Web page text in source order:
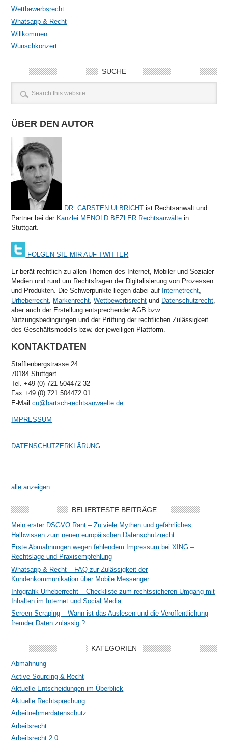
Wettbewerbsrecht
Whatsapp & Recht
Willkommen
Wunschkonzert
SUCHE
ÜBER DEN AUTOR
DR. CARSTEN ULBRICHT ist Rechtsanwalt und
Partner bei der Kanzlei MENOLD BEZLER Rechtsanwälte in
Stuttgart.
FOLGEN SIE MIR AUF TWITTER
Er berät rechtlich zu allen Themen des Internet, Mobiler und Sozialer
Medien und rund um Rechtsfragen der Digitalisierung von Prozessen
und Produkten. Die Schwerpunkte liegen dabei auf Internetrecht,
Urheberrecht, Markenrecht,Wettbewerbsrecht und Datenschutzrecht,
aber auch der Erstellung entsprechender AGB bzw.
Nutzungsbedingungen und der Prüfung der rechtlichen Zulässigkeit
des Geschäftsmodells bzw. der jeweiligen Plattform.
KONTAKTDATEN
Stafflenbergstrasse 24
70184 Stuttgart
Tel. +49 (0) 721 504472 32
Fax +49 (0) 721 504472 01
E-Mailcu@bartsch-rechtsanwaelte.de
IMPRESSUM
DATENSCHUTZERKLÄRUNG
alle anzeigen
BELIEBTESTE BEITRÄGE
Mein erster DSGVO Rant – Zu viele Mythen und gefährliches
Halbwissen zum neuen europäischen Datenschutzrecht
Erste Abmahnungen wegen fehlendem Impressum bei XING –
Rechtslage und Praxisempfehlung
Whatsapp & Recht – FAQ zur Zulässigkeit der
Kundenkommunikation über Mobile Messenger
Infografik Urheberrecht – Checkliste zum rechtssicheren Umgang mit
Inhalten im Internet und Social Media
Screen Scraping – Wann ist das Auslesen und die Veröffentlichung
fremder Daten zulässig ?
KATEGORIEN
Abmahnung
Active Sourcing & Recht
Aktuelle Entscheidungen im Überblick
Aktuelle Rechtsprechung
Arbeitnehmerdatenschutz
Arbeitsrecht
Arbeitsrecht 2.0